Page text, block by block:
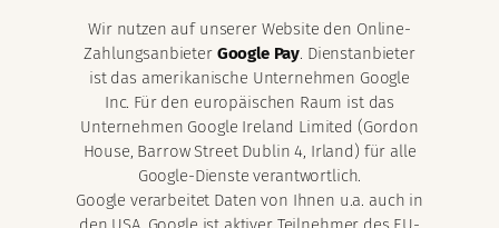
Wir nutzen auf unserer Website den Online-
Zahlungsanbieter Google Pay. Dienstanbieter
ist das amerikanische Unternehmen Google
Inc. Für den europäischen Raum ist das
Unternehmen Google Ireland Limited (Gordon
House, Barrow Street Dublin 4, Irland) für alle
Google-Dienste verantwortlich.
Google verarbeitet Daten von Ihnen u.a. auch in